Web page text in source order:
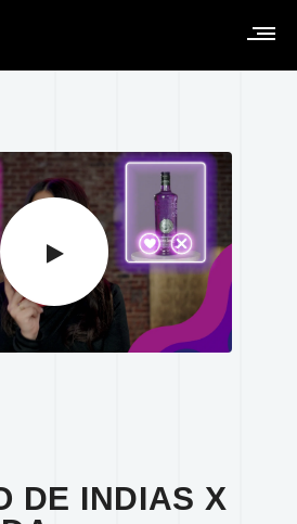
DE INDIAS X